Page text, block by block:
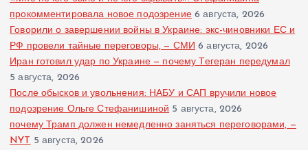
прокомментировала новое подозрение 6 августа, 2026
Говорили о завершении войны в Украине: экс-чиновники ЕС и
РФ провели тайные переговоры, — СМИ 6 августа, 2026
Иран готовил удар по Украине — почему Тегеран передумал
5 августа, 2026
После обысков и увольнения: НАБУ и САП вручили новое
подозрение Ольге Стефанишиной 5 августа, 2026
почему Трамп должен немедленно заняться переговорами, —
NYT 5 августа, 2026